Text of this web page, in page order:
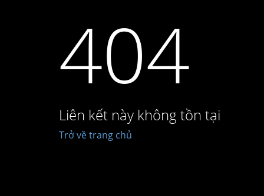
404
Liên kết này không tồn tại
Trở về trang chủ